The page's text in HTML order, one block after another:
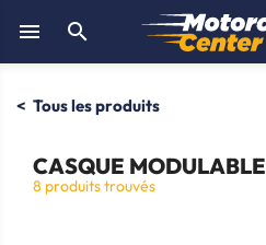
 
Tous les produits
CASQUE MODULABLE
8 produits trouvés